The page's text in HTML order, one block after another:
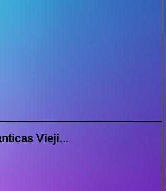
Vieji...